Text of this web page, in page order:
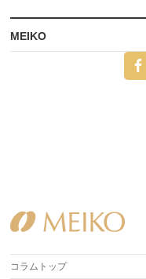
MEIKO
コラムトップ